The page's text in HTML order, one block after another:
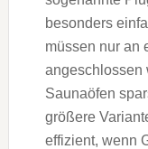
besonders
müssen nur an
angeschlossen
Saunaöfen
größere
effizient, wenn